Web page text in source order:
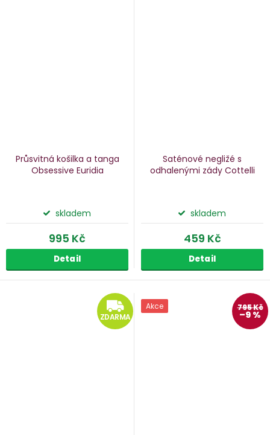
Průsvitná košilka a tanga
Obsessive Euridia
skladem
995 Kč
Detail
Saténové negližé s
odhalenými zády Cottelli
skladem
459 Kč
Detail
ZDARMA
ZDARMA
Akce 795 Kč
–9 %